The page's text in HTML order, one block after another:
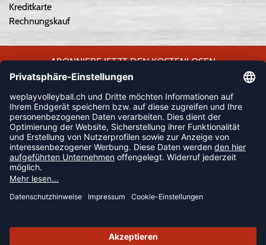
Kreditkarte
Rechnungskauf
ABONNIERE JETZT DEN KOSTENLOSEN
WEPLAYVOLLEYBALL-NEWSLETTER UND VERPASSE KEINE
JETZT ANMELDEN
FOLLOW US